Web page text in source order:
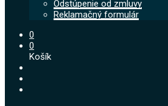
Odstúpenie od zmluvy
Reklamačný formulár
0
0
Košík